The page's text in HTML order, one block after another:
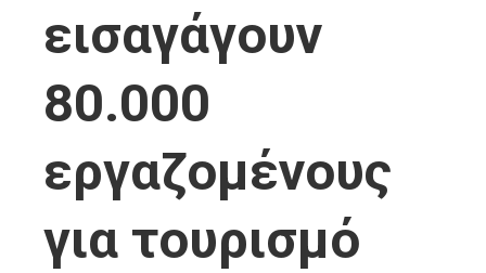
εισαγάγουν
80.000
εργαζομένους
για τουρισμό